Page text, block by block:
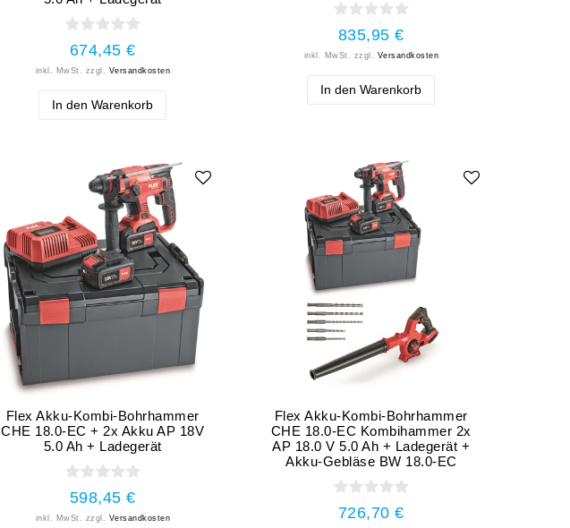
674,45 €
inkl. MwSt. zzgl. Versandkosten
In den Warenkorb
835,95 €
inkl. MwSt. zzgl. Versandkosten
In den Warenkorb
Flex Akku-Kombi-Bohrhammer
CHE 18.0-EC + 2x Akku AP 18V
5.0 Ah + Ladegerät
598,45 €
inkl. MwSt. zzgl. Versandkosten
Flex Akku-Kombi-Bohrhammer
CHE 18.0-EC Kombihammer 2x
AP 18.0 V 5.0 Ah + Ladegerät +
Akku-Gebläse BW 18.0-EC
726,70 €